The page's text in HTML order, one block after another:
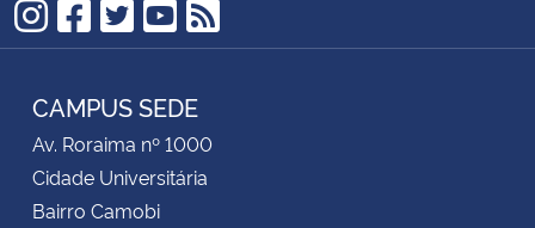
Instagram
Facebook
Twitter
YouTube
RSS
CAMPUS SEDE
Av. Roraima nº 1000
Cidade Universitária
Bairro Camobi